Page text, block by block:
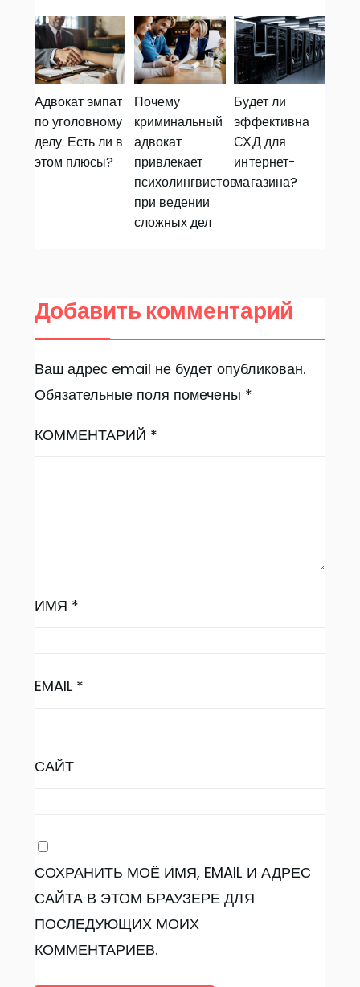
Адвокат эмпат
по уголовному
делу. Есть ли в
этом плюсы?
Почему
криминальный
адвокат
привлекает
психолингвистов
при ведении
сложных дел
Будет ли
эффективна
СХД для
интернет-
магазина?
Добавить комментарий
Ваш адрес email не будет опубликован.
Обязательные поля помечены *
КОММЕНТАРИЙ *
ИМЯ *
EMAIL *
САЙТ
СОХРАНИТЬ МОЁ ИМЯ, EMAIL И АДРЕС
САЙТА В ЭТОМ БРАУЗЕРЕ ДЛЯ
ПОСЛЕДУЮЩИХ МОИХ
КОММЕНТАРИЕВ.